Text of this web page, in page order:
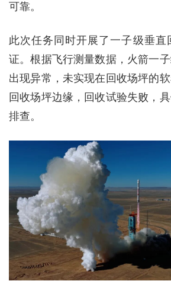
可靠。
此次任务同时开展了一子级垂直
证。根据飞行测量数据，火箭一
出现异常，未实现在回收场坪的
回收场坪边缘，回收试验失败，
排查。